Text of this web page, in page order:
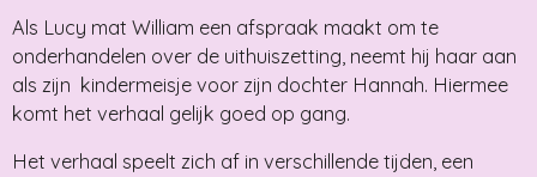
Als Lucy mat William een afspraak maakt om te
onderhandelen over de uithuiszetting, neemt hij haar aan
als zijn kindermeisje voor zijn dochter Hannah. Hiermee
komt het verhaal gelijk goed op gang.
Het verhaal speelt zich af in verschillende tijden, een